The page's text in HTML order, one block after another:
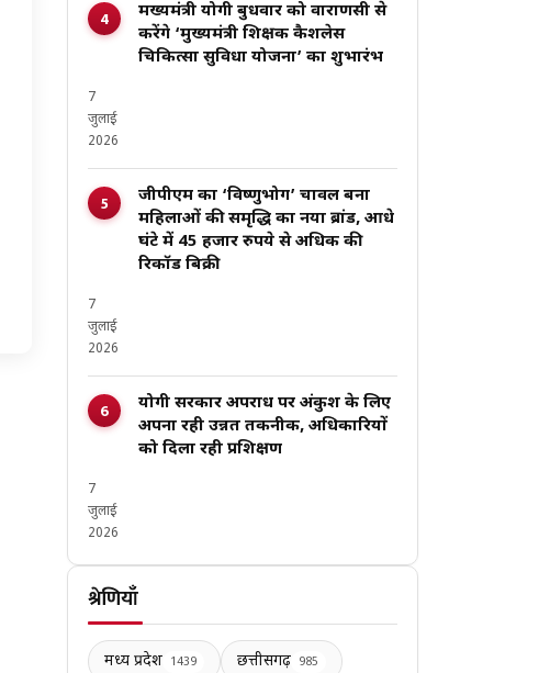
मख्यमंत्री योगी बुधवार को वाराणसी से
करेंगे ‘मुख्यमंत्री शिक्षक कैशलेस
चिकित्सा सुविधा योजना’ का शुभारंभ
7
जुलाई
2026
जीपीएम का ‘विष्णुभोग’ चावल बना
महिलाओं की समृद्धि का नया ब्रांड, आधे
घंटे में 45 हजार रुपये से अधिक की
रिकॉर्ड बिक्री
7
जुलाई
2026
योगी सरकार अपराध पर अंकुश के लिए
अपना रही उन्नत तकनीक, अधिकारियों
को दिला रही प्रशिक्षण
7
जुलाई
2026
श्रेणियाँ
मध्य प्रदेश 1439 छत्तीसगढ़ 985